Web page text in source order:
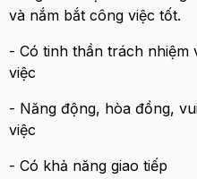
và nắm bắt công việc tốt.
- Có tinh thần trách
việc
- Năng động, hòa đồng,
việc
- Có khả năng giao tiếp